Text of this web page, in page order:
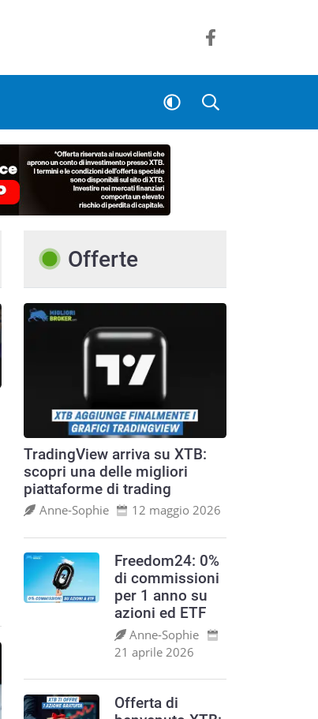
Offerte
TradingView arriva su XTB:
scopri una delle migliori
piattaforme di trading
Anne‑Sophie 12 maggio 2026
Freedom24: 0%
di commissioni
per 1 anno su
azioni ed ETF
Anne‑Sophie
21 aprile 2026
Offerta di